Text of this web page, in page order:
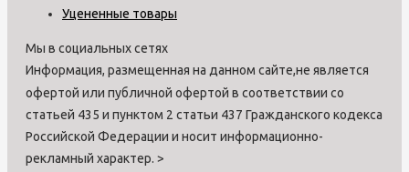
Уцененные товары
Мы в социальных сетях
Информация, размещенная на данном сайте,не является
офертой или публичной офертой в соответствии со
статьей 435 и пунктом 2 статьи 437 Гражданского кодекса
Российской Федерации и носит информационно-
рекламный характер. >